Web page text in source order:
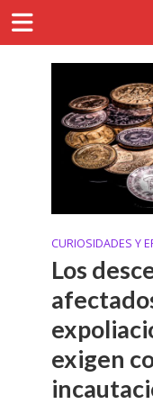
CURIOSIDADES Y
Los
exigen